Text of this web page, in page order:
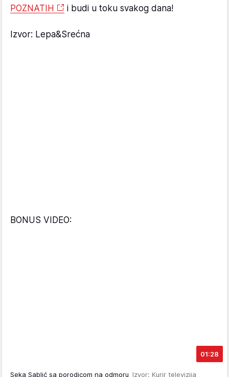
POZNATIH
i budi u toku svakog dana!
Izvor: Lepa&Srećna
BONUS VIDEO:
01:28
Seka Sablić sa porodicom na odmoru Izvor: Kurir televizija